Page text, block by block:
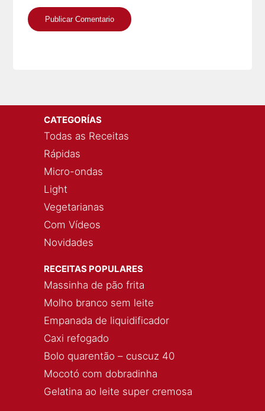
CATEGORÍAS
Todas as Receitas
Rápidas
Micro-ondas
Light
Vegetarianas
Com Vídeos
Novidades
RECEITAS POPULARES
Massinha de pão frita
Molho branco sem leite
Empanada de liquidificador
Caxi refogado
Bolo quarentão – cuscuz 40
Mocotó com dobradinha
Gelatina ao leite super cremosa